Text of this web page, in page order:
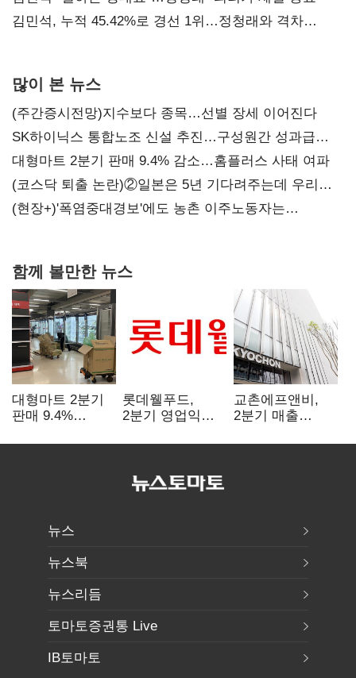
김민석, 누적 45.42%로 경선 1위…정청래와 격차
많이 본 뉴스
(주간증시전망)지수보다 종목…선별 장세 이어진다
SK하이닉스 통합노조 신설 추진…구성원간 성과급
불만 확산
대형마트 2분기 판매 9.4% 감소…홈플러스 사태 여파
(코스닥 퇴출 논란)②일본은 5년 기다려주는데 우리는
당장 퇴출?…시간만으론 부족한 코스닥 구하기
(현장+)'폭염중대경보'에도 농촌 이주노동자는
함께 볼만한 뉴스
대형마트 2분기
판매 9.4%
사태 여파
롯데웰푸드,
2분기 영업익
사업이 실적 견인
교촌에프앤비,
2분기 매출
전년보다 4.9%↑
뉴스
뉴스북
뉴스리듬
토마토증권통 Live
IB토마토